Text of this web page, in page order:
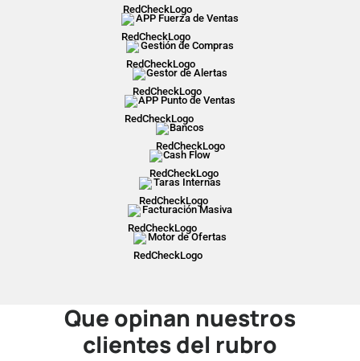
APP Fuerza de Ventas
Gestión de Compras
Gestor de Alertas
APP Punto de Ventas
Bancos
Cash Flow
Taras Internas
Facturación Masiva
Motor de Ofertas
Que opinan nuestros
clientes del rubro